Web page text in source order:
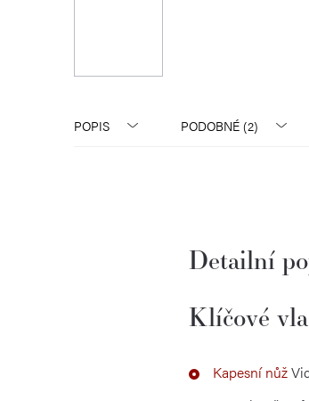
POPIS PODOBNÉ (2)
Detailní
Klíčové
Kapesní nůž